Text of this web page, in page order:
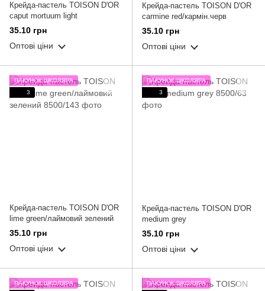
Крейда-пастель TOISON D'OR
caput mortuum light
35.10 грн
Оптові ціни
Крейда-пастель TOISON D'OR
carmine red/кармін.черв
35.10 грн
Оптові ціни
ПАКУНОК ШКОЛЯРА
3
Крейда-пастель TOISON D'OR
lime green/лаймовий зелений
35.10 грн
Оптові ціни
ПАКУНОК ШКОЛЯРА
3
Крейда-пастель TOISON D'OR
medium grey
35.10 грн
Оптові ціни
ПАКУНОК ШКОЛЯРА
ПАКУНОК ШКОЛЯРА